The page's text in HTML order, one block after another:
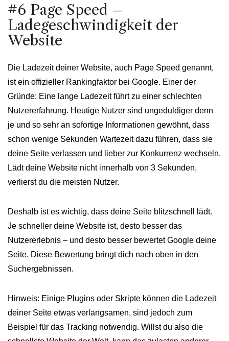
#6 Page Speed –
Ladegeschwindigkeit der
Website
Die Ladezeit deiner Website, auch Page Speed genannt,
ist ein offizieller Rankingfaktor bei Google. Einer der
Gründe: Eine lange Ladezeit führt zu einer schlechten
Nutzererfahrung. Heutige Nutzer sind ungeduldiger denn
je und so sehr an sofortige Informationen gewöhnt, dass
schon wenige Sekunden Wartezeit dazu führen, dass sie
deine Seite verlassen und lieber zur Konkurrenz wechseln.
Lädt deine Website nicht innerhalb von 3 Sekunden,
verlierst du die meisten Nutzer.
Deshalb ist es wichtig, dass deine Seite blitzschnell lädt.
Je schneller deine Website ist, desto besser das
Nutzererlebnis – und desto besser bewertet Google deine
Seite. Diese Bewertung bringt dich nach oben in den
Suchergebnissen.
Hinweis: Einige Plugins oder Skripte können die Ladezeit
deiner Seite etwas verlangsamen, sind jedoch zum
Beispiel für das Tracking notwendig. Willst du also die